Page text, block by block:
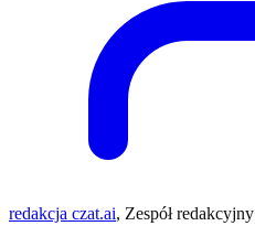
redakcja czat.ai, Zespół redakcyjny